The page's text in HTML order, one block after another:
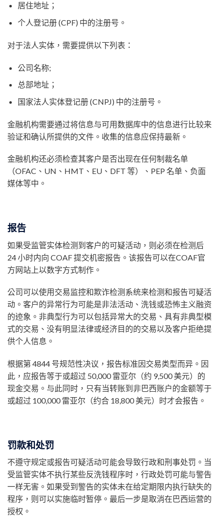
居住地址；
个人登记册 (CPF) 中的注册号。
对于法人实体，需要提供以下列表：
公司名称;
总部地址；
国家法人实体登记册 (CNPJ) 中的注册号。
金融机构需要通过将信息与可用数据库中的信息进行比较来
验证和确认所提供的文件。收集的信息应保持最新。
金融机构还必须检查其客户是否出现在任何制裁名单
（OFAC、UN、HMT、EU、DFT 等）、PEP 名单、负面
媒体等中。
报告
如果受监管实体检测到客户的可疑活动，则必须在检测后
24 小时内向 COAF 提交机密报告。该报告可以在COAF官
方网站上以数字方式制作。
公司可以使用交易监控和欺诈检测系统来检测和报告可疑活
动。客户的异常行为可能是非法活动、洗钱或恐怖主义融资
的迹象。非典型行为可以包括异常大的交易、具有非典型模
式的交易、没有明显法律或经济目的的交易以及客户拒绝提
供个人信息。
根据第 4844 号规范性决议，报告标准因交易类型而异。因
此，应报告等于或超过 50,000 雷亚尔（约 9,500 美元）的
现金交易。与此同时，只有当转账到非巴西账户的金额等于
或超过 100,000 雷亚尔（约合 18,800 美元）时才会报告。
罚款和处罚
不遵守规定或报告可疑活动可能会导致行政和刑事处罚。当
受监管实体不执行某些反洗钱程序时，行政处罚可能与警告
一样无害。如果受到警告的实体未在给定期限内执行缺失的
程序，则可以实施临时暂停。最后一步是取消在巴西运营的
授权。